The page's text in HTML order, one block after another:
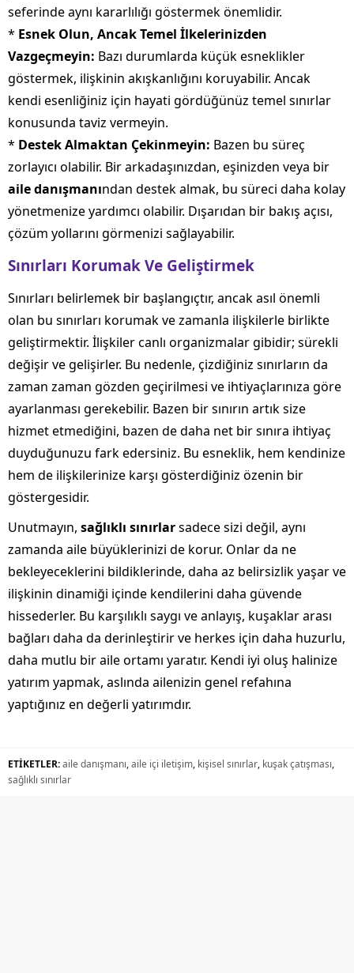
seferinde aynı kararlılığı göstermek önemlidir.
* Esnek Olun, Ancak Temel İlkelerinizden
Vazgeçmeyin: Bazı durumlarda küçük esneklikler
göstermek, ilişkinin akışkanlığını koruyabilir. Ancak
kendi esenliğiniz için hayati gördüğünüz temel sınırlar
konusunda taviz vermeyin.
* Destek Almaktan Çekinmeyin: Bazen bu süreç
zorlayıcı olabilir. Bir arkadaşınızdan, eşinizden veya bir
aile danışmanından destek almak, bu süreci daha kolay
yönetmenize yardımcı olabilir. Dışarıdan bir bakış açısı,
çözüm yollarını görmenizi sağlayabilir.
Sınırları Korumak Ve Geliştirmek
Sınırları belirlemek bir başlangıçtır, ancak asıl önemli
olan bu sınırları korumak ve zamanla ilişkilerle birlikte
geliştirmektir. İlişkiler canlı organizmalar gibidir; sürekli
değişir ve gelişirler. Bu nedenle, çizdiğiniz sınırların da
zaman zaman gözden geçirilmesi ve ihtiyaçlarınıza göre
ayarlanması gerekebilir. Bazen bir sınırın artık size
hizmet etmediğini, bazen de daha net bir sınıra ihtiyaç
duyduğunuzu fark edersiniz. Bu esneklik, hem kendinize
hem de ilişkilerinize karşı gösterdiğiniz özenin bir
göstergesidir.
Unutmayın, sağlıklı sınırlarsadece sizi değil, aynı
zamanda aile büyüklerinizi de korur. Onlar da ne
bekleyeceklerini bildiklerinde, daha az belirsizlik yaşar ve
ilişkinin dinamiği içinde kendilerini daha güvende
hissederler. Bu karşılıklı saygı ve anlayış, kuşaklar arası
bağları daha da derinleştirir ve herkes için daha huzurlu,
daha mutlu bir aile ortamı yaratır. Kendi iyi oluş halinize
yatırım yapmak, aslında ailenizin genel refahına
yaptığınız en değerli yatırımdır.
ETİKETLER:aile danışmanı,aile içi iletişim, kişisel sınırlar, kuşak çatışması,
sağlıklı sınırlar